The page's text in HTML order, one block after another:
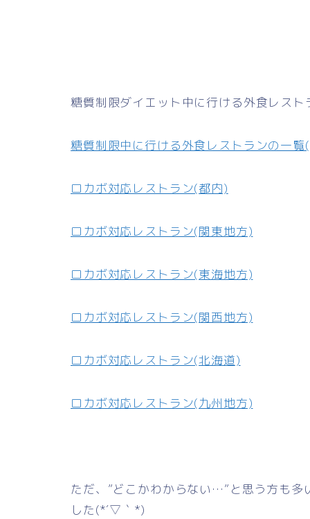
糖質制限ダイエット中に行ける外食レス
糖質制限中に行ける外食レストランの一覧
ロカボ対応レストラン(都内)
ロカボ対応レストラン(関東地方)
ロカボ対応レストラン(東海地方)
ロカボ対応レストラン(関西地方)
ロカボ対応レストラン(北海道)
ロカボ対応レストラン(九州地方)
ただ、”どこかわからない…”と思う方も
した(*´▽｀*)